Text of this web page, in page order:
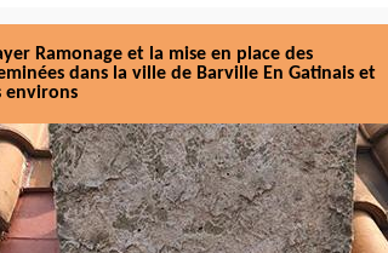
Ramonage et la mise en place des
dans la ville de Barville En Gatinais et
environs